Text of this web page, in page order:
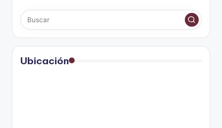
Ubicación